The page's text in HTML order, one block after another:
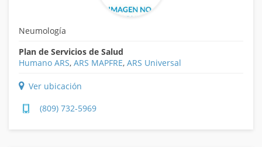
Neumología
Plan de Servicios de Salud
Humano ARS, ARS MAPFRE, ARS Universal
Ver ubicación
(809) 732-5969